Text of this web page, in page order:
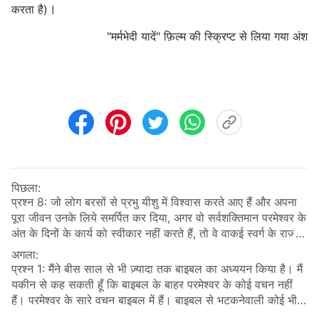
करता है) ।
"मर्मभेदी यादें" फ़िल्म की स्क्रिप्ट से लिया गया अंश
पिछला:
प्रश्न 8: जो लोग बरसों से प्रभु यीशु में विश्वास करते आए हैं और अपना
पूरा जीवन उनके लिये समर्पित कर दिया, अगर वो सर्वशक्तिमान परमेश्वर के
अंत के दिनों के कार्य को स्वीकार नहीं करते हैं, तो वे वाकई स्वर्ग के राज्य
में आरोहित नहीं किये जाएंगे?
अगला:
प्रश्न 1: मैंने बीस साल से भी ज़्यादा तक बाइबल का अध्ययन किया है। मैं
यकीन से कह सकती हूँ कि बाइबल के बाहर परमेश्वर के कोई वचन नहीं
हैं। परमेश्वर के सारे वचन बाइबल में हैं। बाइबल से भटकनेवाली कोई भी